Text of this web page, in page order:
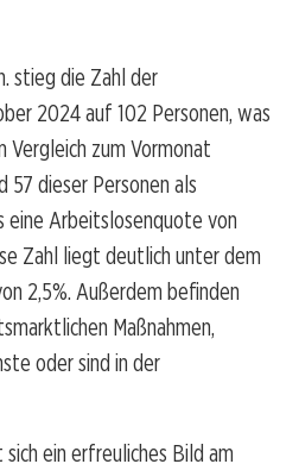
stieg die Zahl der
2024 auf 102 Personen, was
Vergleich zum Vormonat
dieser Personen als
Arbeitslosenquote von
Zahl liegt deutlich unter dem
2,5%. Außerdem befinden
Maßnahmen,
oder sind in der
ein erfreuliches Bild am